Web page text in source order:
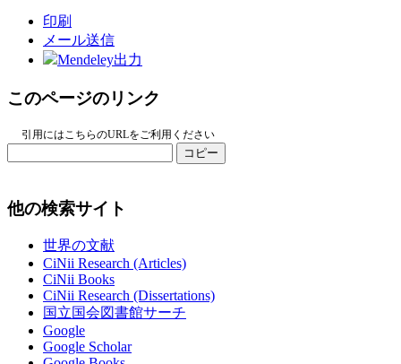
印刷
メール送信
Mendeley出力
このページのリンク
引用にはこちらのURLをご利用ください
コピー
他の検索サイト
世界の文献
CiNii Research (Articles)
CiNii Books
CiNii Research (Dissertations)
国立国会図書館サーチ
Google
Google Scholar